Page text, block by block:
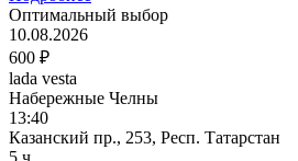
Оптимальный выбор
10.08.2026
600 ₽
lada vesta
Набережные Челны
13:40
Казанский пр., 253, Респ. Татарстан
5 ч